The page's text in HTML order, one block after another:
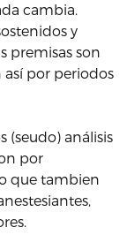
cambia.
y
premisas son
así por periodos
(seudo) análisis
por
que tambien